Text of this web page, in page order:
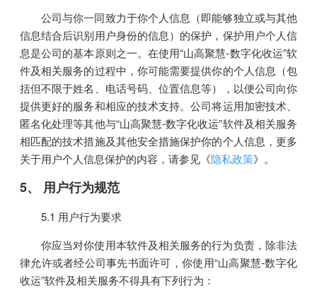
公司与你一同致力于你个人信息（即能够独立或与其他
信息结合后识别用户身份的信息）的保护，保护用户个人信
息是公司的基本原则之一。在使用“山高聚慧-数字化收运”软
件及相关服务的过程中，你可能需要提供你的个人信息（包
括但不限于姓名、电话号码、位置信息等），以便公司向你
提供更好的服务和相应的技术支持。公司将运用加密技术、
匿名化处理等其他与“山高聚慧-数字化收运”软件及相关服务
相匹配的技术措施及其他安全措施保护你的个人信息，更多
关于用户个人信息保护的内容，请参见《隐私政策》。
5、 用户行为规范
5.1 用户行为要求
你应当对你使用本软件及相关服务的行为负责，除非法
律允许或者经公司事先书面许可，你使用“山高聚慧-数字化
收运”软件及相关服务不得具有下列行为：